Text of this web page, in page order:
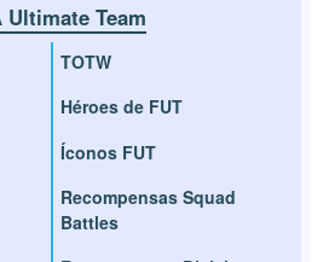
Ultimate Team
TOTW
Héroes de FUT
Íconos FUT
Recompensas Squad
Battles